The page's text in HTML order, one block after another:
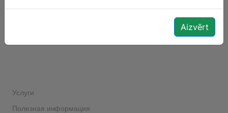
Услуги
Полезная информация
Aizvērt